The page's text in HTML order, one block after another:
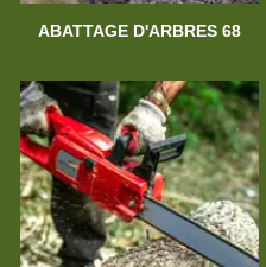
ABATTAGE D'ARBRES 68